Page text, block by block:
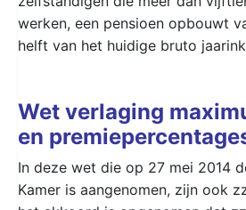
werken, een pensioen opbouwt
helft van het huidige bruto
Wet verlaging
en
In deze wet die op 27 mei 2014
Kamer is aangenomen, zijn ook